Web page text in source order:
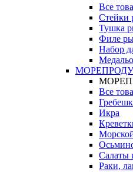
Все
Стейки
Тушка
Филе
Набор
Все
Икра
Салаты
Раки,